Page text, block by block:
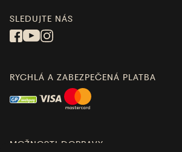
SLEDUJTE NÁS
RYCHLÁ A ZABEZPEČENÁ PLATBA
MOŽNOSTI DOPRAVY